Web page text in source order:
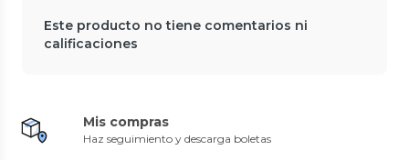
Este producto no tiene comentarios ni
calificaciones
Mis compras
Haz seguimiento y descarga boletas